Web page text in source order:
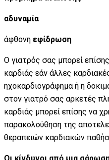
αδυναμία
άφθονη εφίδρωση
Ο γιατρός σας μπορεί
καρδιάς εάν άλλες
ηχοκαρδιογράφημα ή η
στον γιατρό σας αρκετές
καρδιάς μπορεί επίσης να
παρακολούθηση της
θεραπειών καρδιακών